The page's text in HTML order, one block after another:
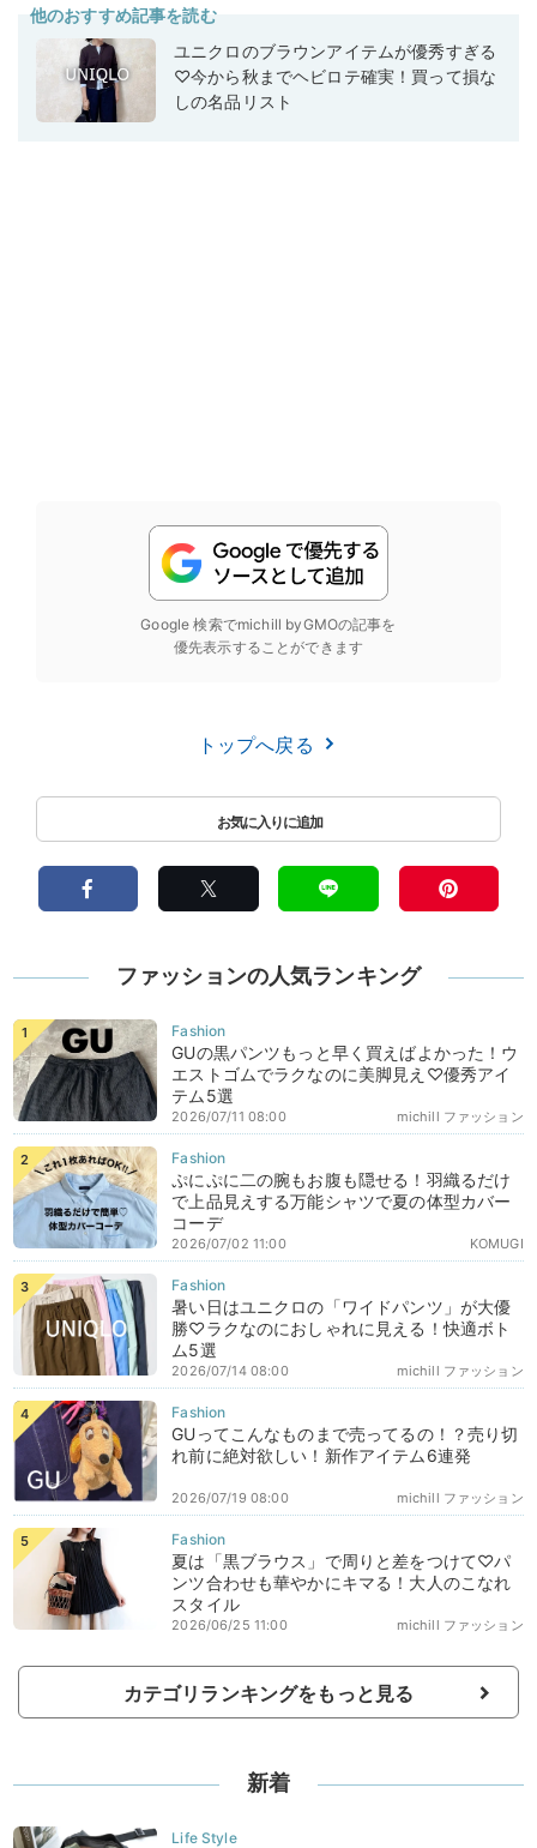
他のおすすめ記事を読む
ユニクロのブラウンアイテムが優秀すぎる
♡今から秋までヘビロテ確実！買って損な
しの名品リスト
Google 検索でmichill byGMOの記事を
優先表示することができます
トップへ戻る
ファッションの人気ランキング
GUの黒パンツもっと早く買えばよかった！ウ
エストゴムでラクなのに美脚見え♡優秀アイ
テム5選
michill ファッション
2026/07/11 08:00
ぷにぷに二の腕もお腹も隠せる！羽織るだけ
で上品見えする万能シャツで夏の体型カバー
コーデ
KOMUGI
2026/07/02 11:00
暑い日はユニクロの「ワイドパンツ」が大優
勝♡ラクなのにおしゃれに見える！快適ボト
ム5選
michill ファッション
2026/07/14 08:00
GUってこんなものまで売ってるの！？売り切
れ前に絶対欲しい！新作アイテム6連発
michill ファッション
2026/07/19 08:00
夏は「黒ブラウス」で周りと差をつけて♡パ
ンツ合わせも華やかにキマる！大人のこなれ
スタイル
michill ファッション
2026/06/25 11:00
カテゴリランキングをもっと見る
新着